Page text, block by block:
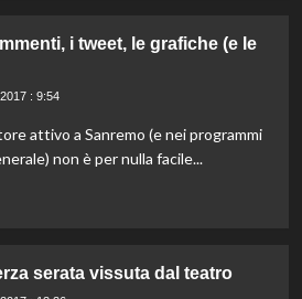
i tweet, le grafiche (e le
: 9:54
attivo a Sanremo (e nei programmi
non è per nulla facile...
serata vissuta dal teatro